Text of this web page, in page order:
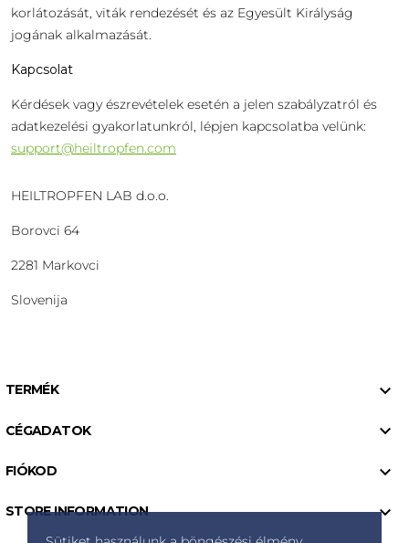
korlátozását, viták rendezését és az Egyesült Királyság
jogának alkalmazását.
Kapcsolat
Kérdések vagy észrevételek esetén a jelen szabályzatról és
adatkezelési gyakorlatunkról, lépjen kapcsolatba velünk:
support@heiltropfen.com
HEILTROPFEN LAB d.o.o.
Borovci 64
2281 Markovci
Slovenija
TERMÉK 
CÉGADATOK 
FIÓKOD 
STORE INFORMATION 